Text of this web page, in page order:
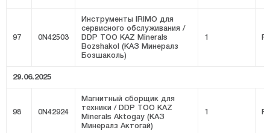
97 0N42503
Инструменты IRIMO для
сервисного обслуживания /
DDP ТОО KAZ Minerals
Bozshakol (КАЗ Минералз
Бозшаколь)
1
29.06.2025
98 0N42924
Магнитный сборщик для
техники / DDP ТОО KAZ
Minerals Aktogay (КАЗ
Минералз Актогай)
1